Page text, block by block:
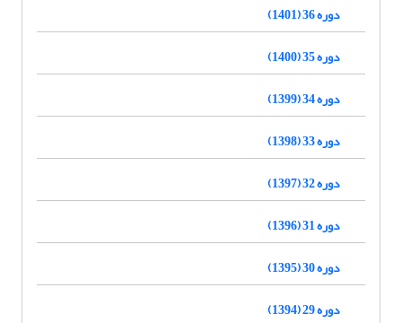
دوره 36 (1401)
دوره 35 (1400)
دوره 34 (1399)
دوره 33 (1398)
دوره 32 (1397)
دوره 31 (1396)
دوره 30 (1395)
دوره 29 (1394)